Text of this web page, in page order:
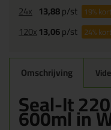
24x 13,88p/st 19%
120x13,06p/st 24%
Omschrijving
Seal-It
600ml in